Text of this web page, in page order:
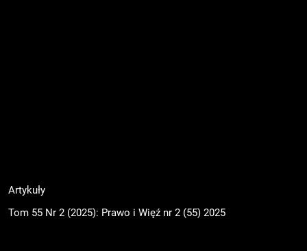
Artykuły
Tom 55 Nr 2 (2025): Prawo i Więź nr 2 (55) 2025